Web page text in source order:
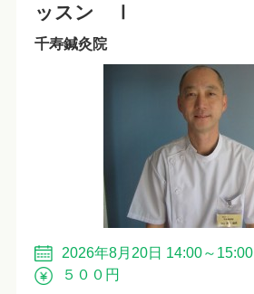
ッスン Ⅰ
千寿鍼灸院
2026年8月20日 14:00～15:00
５００円